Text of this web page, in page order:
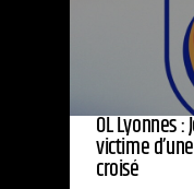
OL Lyonnes
victime
croisé